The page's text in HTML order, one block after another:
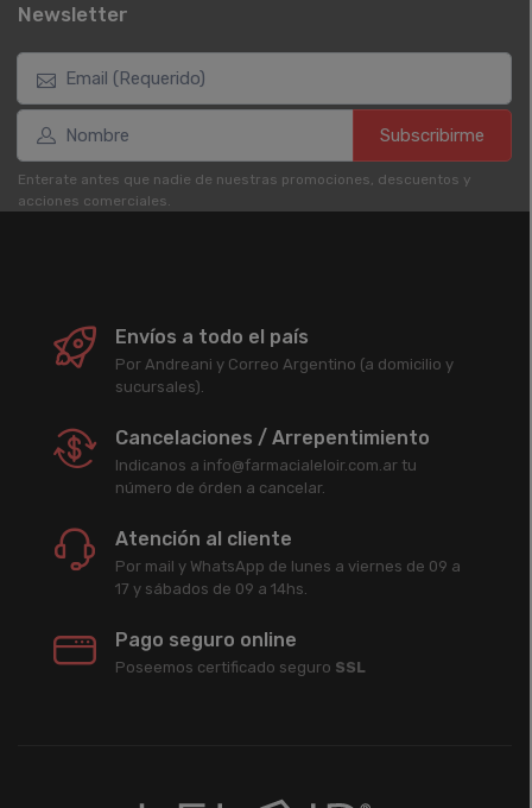
Newsletter
Subscribirme
Enterate antes que nadie de nuestras promociones, descuentos y
acciones comerciales.
Envíos a todo el país
Por Andreani y Correo Argentino (a domicilio y
sucursales).
Cancelaciones / Arrepentimiento
Indicanos a info@farmacialeloir.com.ar tu
número de órden a cancelar.
Atención al cliente
Por mail y WhatsApp de lunes a viernes de 09 a
17 y sábados de 09 a 14hs.
Pago seguro online
Poseemos certificado seguro SSL